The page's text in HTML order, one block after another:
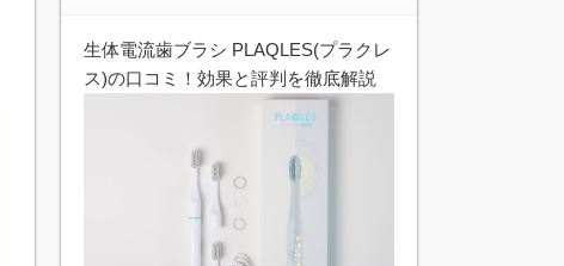
生体電流歯ブラシ PLAQLES(プラクレ
ス)の口コミ！効果と評判を徹底解説